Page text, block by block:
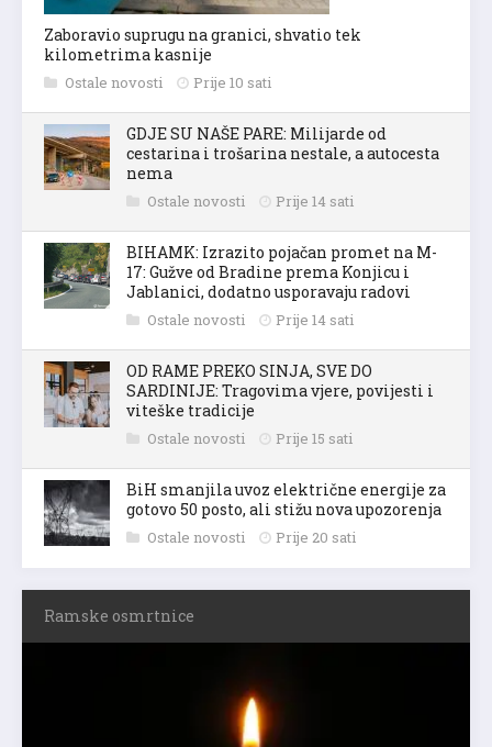
Zaboravio suprugu na granici, shvatio tek
kilometrima kasnije
Ostale novosti Prije 10 sati
GDJE SU NAŠE PARE: Milijarde od
cestarina i trošarina nestale, a autocesta
nema
Ostale novosti Prije 14 sati
BIHAMK: Izrazito pojačan promet na M-
17: Gužve od Bradine prema Konjicu i
Jablanici, dodatno usporavaju radovi
Ostale novosti Prije 14 sati
OD RAME PREKO SINJA, SVE DO
SARDINIJE: Tragovima vjere, povijesti i
viteške tradicije
Ostale novosti Prije 15 sati
BiH smanjila uvoz električne energije za
gotovo 50 posto, ali stižu nova upozorenja
Ostale novosti Prije 20 sati
Ramske osmrtnice